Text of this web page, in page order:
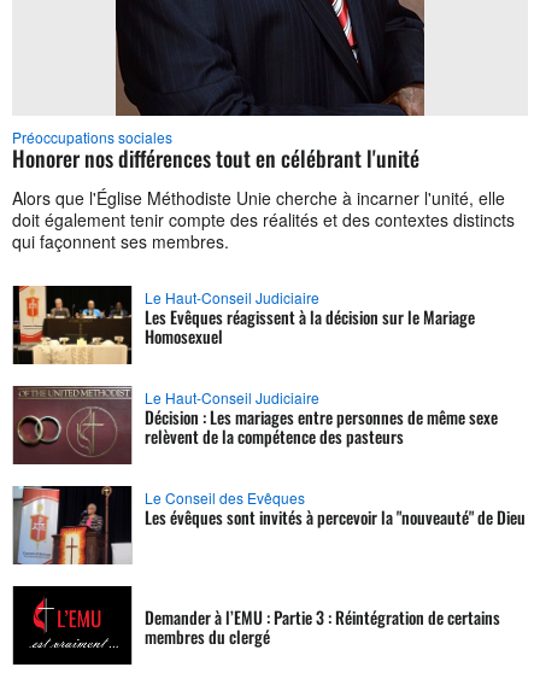
Préoccupations sociales
Honorer nos différences tout en célébrant l'unité
Alors que l'Église Méthodiste Unie cherche à incarner l'unité, elle
doit également tenir compte des réalités et des contextes distincts
qui façonnent ses membres.
Le Haut-Conseil Judiciaire
Les Evêques réagissent à la décision sur le Mariage
Homosexuel
Le Haut-Conseil Judiciaire
Décision : Les mariages entre personnes de même sexe
relèvent de la compétence des pasteurs
Le Conseil des Evêques
Les évêques sont invités à percevoir la "nouveauté" de Dieu
Demander à l’EMU : Partie 3 : Réintégration de certains
membres du clergé